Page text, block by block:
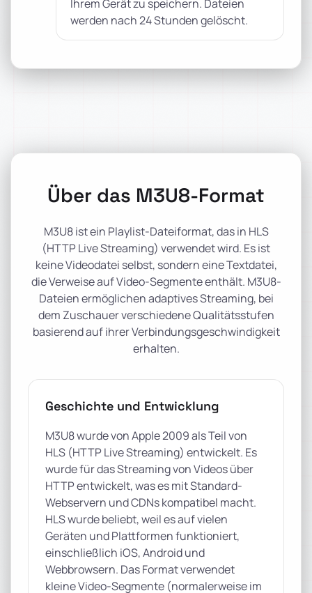
Ihrem Gerät zu speichern. Dateien
werden nach 24 Stunden gelöscht.
Über das M3U8-Format
M3U8 ist ein Playlist-Dateiformat, das in HLS
(HTTP Live Streaming) verwendet wird. Es ist
keine Videodatei selbst, sondern eine Textdatei,
die Verweise auf Video-Segmente enthält. M3U8-
Dateien ermöglichen adaptives Streaming, bei
dem Zuschauer verschiedene Qualitätsstufen
basierend auf ihrer Verbindungsgeschwindigkeit
erhalten.
Geschichte und Entwicklung
M3U8 wurde von Apple 2009 als Teil von
HLS (HTTP Live Streaming) entwickelt. Es
wurde für das Streaming von Videos über
HTTP entwickelt, was es mit Standard-
Webservern und CDNs kompatibel macht.
HLS wurde beliebt, weil es auf vielen
Geräten und Plattformen funktioniert,
einschließlich iOS, Android und
Webbrowsern. Das Format verwendet
kleine Video-Segmente (normalerweise im